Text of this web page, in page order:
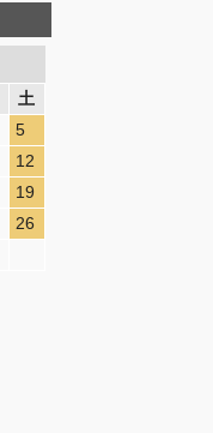
土
5
12
19
26